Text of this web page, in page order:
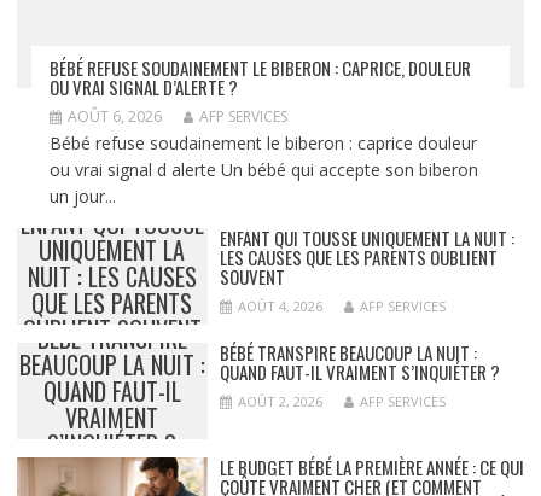
BÉBÉ REFUSE SOUDAINEMENT LE BIBERON : CAPRICE, DOULEUR
OU VRAI SIGNAL D’ALERTE ?
AOÛT 6, 2026 AFP SERVICES
Bébé refuse soudainement le biberon : caprice douleur
ou vrai signal d alerte Un bébé qui accepte son biberon
un jour...
ENFANT QUI TOUSSE
UNIQUEMENT LA
NUIT : LES CAUSES
QUE LES PARENTS
OUBLIENT SOUVENT
ENFANT QUI TOUSSE UNIQUEMENT LA NUIT :
LES CAUSES QUE LES PARENTS OUBLIENT
SOUVENT
AOÛT 4, 2026 AFP SERVICES
BÉBÉ TRANSPIRE
BEAUCOUP LA NUIT :
QUAND FAUT-IL
VRAIMENT
S’INQUIÉTER ?
BÉBÉ TRANSPIRE BEAUCOUP LA NUIT :
QUAND FAUT-IL VRAIMENT S’INQUIÉTER ?
AOÛT 2, 2026 AFP SERVICES
LE BUDGET BÉBÉ LA PREMIÈRE ANNÉE : CE QUI
COÛTE VRAIMENT CHER (ET COMMENT